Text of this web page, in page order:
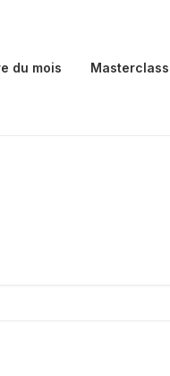
du mois Masterclass